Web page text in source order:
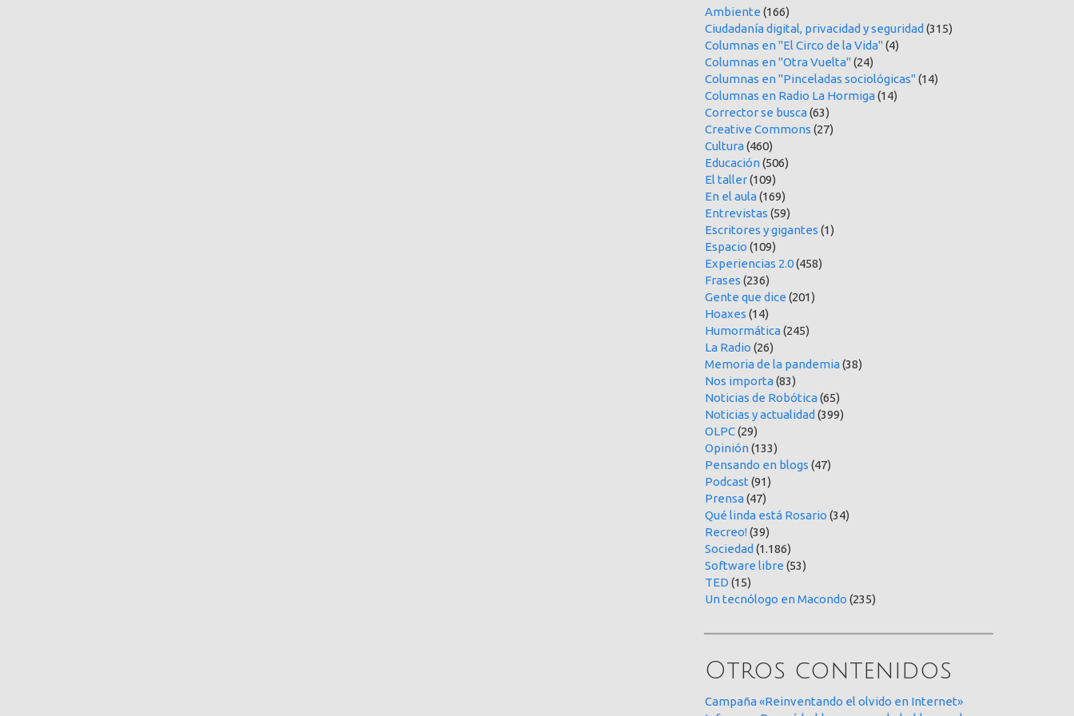
Ambiente (166)
Ciudadanía digital, privacidad y seguridad (315)
Columnas en "El Circo de la Vida"(4)
Columnas en "Otra Vuelta"(24)
Columnas en "Pinceladas sociológicas"(14)
Columnas en Radio La Hormiga(14)
Corrector se busca(63)
Creative Commons (27)
Cultura(460)
Educación(506)
El taller(109)
En el aula(169)
Entrevistas (59)
Escritores y gigantes (1)
Espacio (109)
Experiencias 2.0(458)
Frases (236)
Gente que dice (201)
Hoaxes (14)
Humormática(245)
La Radio (26)
Memoria de la pandemia(38)
Nos importa(83)
Noticias de Robótica(65)
Noticias y actualidad (399)
OLPC(29)
Opinión(133)
Pensando en blogs (47)
Podcast (91)
Prensa(47)
Qué linda está Rosario (34)
Recreo!(39)
Sociedad (1.186)
Software libre (53)
TED (15)
Un tecnólogo en Macondo (235)
Otros contenidos
Campaña «Reinventando el olvido en Internet»